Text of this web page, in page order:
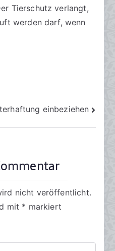
Tierschutz verlangt,
werden darf, wenn
einbeziehen
nicht veröffentlicht.
mit * markiert